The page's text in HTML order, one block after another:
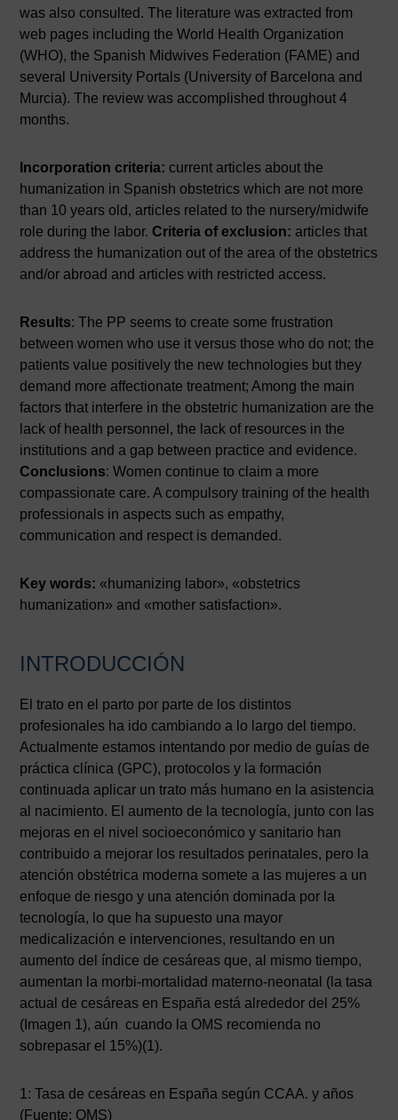
was also consulted. The literature was extracted from
web pages including the World Health Organization
(WHO), the Spanish Midwives Federation (FAME) and
several University Portals (University of Barcelona and
Murcia). The review was accomplished throughout 4
months.
Incorporation criteria: current articles about the
humanization in Spanish obstetrics which are not more
than 10 years old, articles related to the nursery/midwife
role during the labor.Criteria of exclusion: articles that
address the humanization out of the area of the obstetrics
and/or abroad and articles with restricted access.
Results: The PP seems to create some frustration
between women who use it versus those who do not; the
patients value positively the new technologies but they
demand more affectionate treatment; Among the main
factors that interfere in the obstetric humanization are the
lack of health personnel, the lack of resources in the
institutions and a gap between practice and evidence.
Conclusions: Women continue to claim a more
compassionate care. A compulsory training of the health
professionals in aspects such as empathy,
communication and respect is demanded.
Key words: «humanizing labor», «obstetrics
humanization» and «mother satisfaction».
INTRODUCCIÓN
El trato en el parto por parte de los distintos
profesionales ha ido cambiando a lo largo del tiempo.
Actualmente estamos intentando por medio de guías de
práctica clínica (GPC), protocolos y la formación
continuada aplicar un trato más humano en la asistencia
al nacimiento. El aumento de la tecnología, junto con las
mejoras en el nivel socioeconómico y sanitario han
contribuido a mejorar los resultados perinatales, pero la
atención obstétrica moderna somete a las mujeres a un
enfoque de riesgo y una atención dominada por la
tecnología, lo que ha supuesto una mayor
medicalización e intervenciones, resultando en un
aumento del índice de cesáreas que, al mismo tiempo,
aumentan la morbi-mortalidad materno-neonatal (la tasa
actual de cesáreas en España está alrededor del 25%
(Imagen 1), aún cuando la OMS recomienda no
sobrepasar el 15%)(1).
1: Tasa de cesáreas en España según CCAA. y años
(Fuente: OMS)